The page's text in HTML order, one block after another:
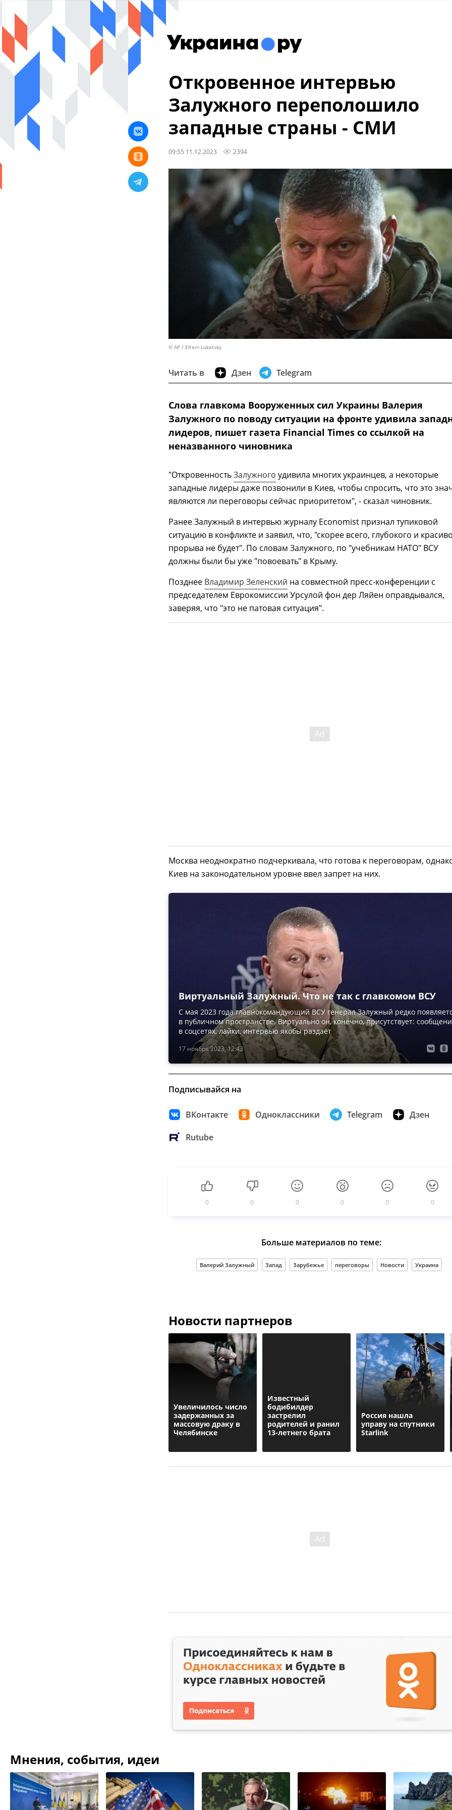
Откровенное интервью
Залужного переполошило
западные страны - СМИ
09:55 11.12.2023 2394
© AP / Efrem Lukatsky
Читать в Дзен Telegram
Слова главкома Вооруженных сил Украины Валерия
Залужного по поводу ситуации на фронте удивила
лидеров, пишет газета Financial Times со ссылкой на
неназванного чиновника
"ОткровенностьЗалужного удивила многих украинцев, а некоторые
западные лидеры даже позвонили в Киев, чтобы спросить, что это
являются ли переговоры сейчас приоритетом", - сказал чиновник.
Ранее Залужный в интервью журналу Economist признал тупиковой
ситуацию в конфликте и заявил, что, "скорее всего, глубокого и
прорыва не будет". По словам Залужного, по "учебникам НАТО" ВСУ
должны были бы уже "повоевать" в Крыму.
Позднее Владимир Зеленский на совместной пресс-конференции с
председателем Еврокомиссии Урсулой фон дер Ляйен оправдывался,
заверяя, что "это не патовая ситуация".
Москва неоднократно подчеркивала, что готова к переговорам,
Киев на законодательном уровне ввел запрет на них.
17 ноября 2023, 12:43
Виртуальный Залужный. Что не так с главкомом ВСУ
С мая 2023 года главнокомандующий ВСУ генерал Залужный редко
в публичном пространстве. Виртуально он, конечно, присутствует:
в соцсетях, лайки, интервью якобы раздаёт
Подписывайся на
ВКонтакте Одноклассники Telegram Дзен
Rutube
0 0 0 0 0 0
Больше материалов по теме:
Валерий Залужный Запад Зарубежье переговоры Новости Украина
Новости партнеров
Увеличилось число
задержанных за
массовую драку в
Челябинске
Известный
бодибилдер
застрелил
родителей и ранил
13-летнего брата
Россия нашла
управу на спутники
Starlink
Мнения, события, идеи